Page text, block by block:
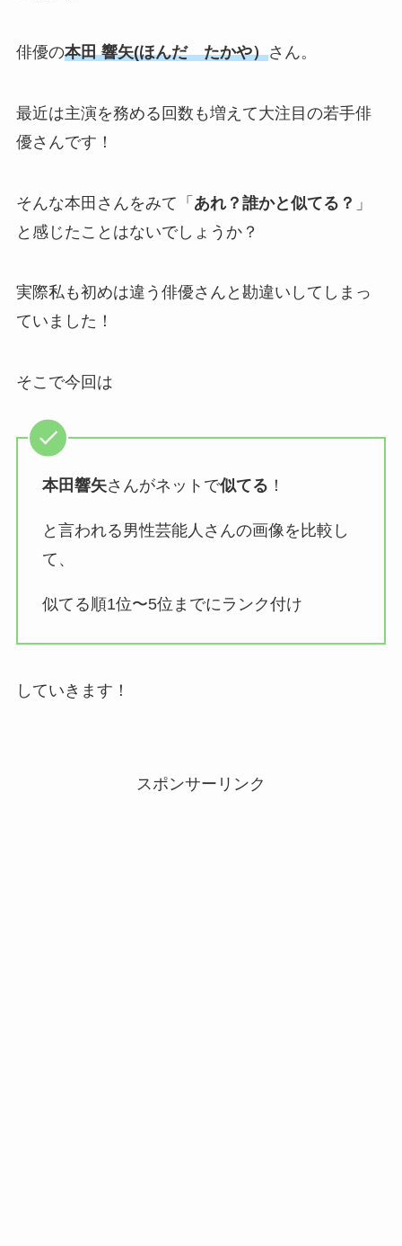
俳優の本田 響矢(ほんだ たかや）さん。
最近は主演を務める回数も増えて大注目の若手俳
優さんです！
そんな本田さんをみて「 あれ？誰かと似てる？ 」
と感じたことはないでしょうか？
実際私も初めは違う俳優さんと勘違いしてしまっ
ていました！
そこで今回は
本田響矢さんがネットで似てる ！
と言われる男性芸能人さんの画像を比較し
て、
似てる順1位〜5位までにランク付け
していきます！
スポンサーリンク